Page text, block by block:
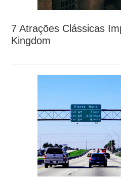
7 Atrações Clássicas
Kingdom